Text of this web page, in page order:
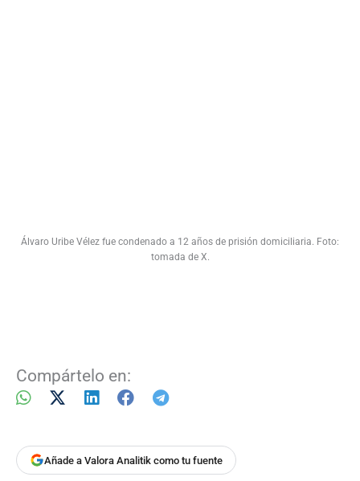
Álvaro Uribe Vélez fue condenado a 12 años de prisión domiciliaria. Foto:
tomada de X.
Compártelo en:
Añade a Valora Analitik como tu fuente